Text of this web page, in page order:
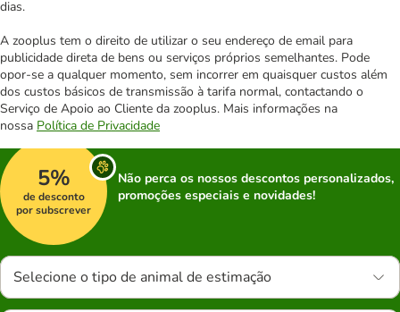
dias.
A zooplus tem o direito de utilizar o seu endereço de email para
publicidade direta de bens ou serviços próprios semelhantes. Pode
opor-se a qualquer momento, sem incorrer em quaisquer custos além
dos custos básicos de transmissão à tarifa normal, contactando o
Serviço de Apoio ao Cliente da zooplus. Mais informações na
nossa Política de Privacidade
5%
de desconto
por subscrever
Não perca os nossos descontos personalizados,
promoções especiais e novidades!
Selecione o tipo de animal de estimação